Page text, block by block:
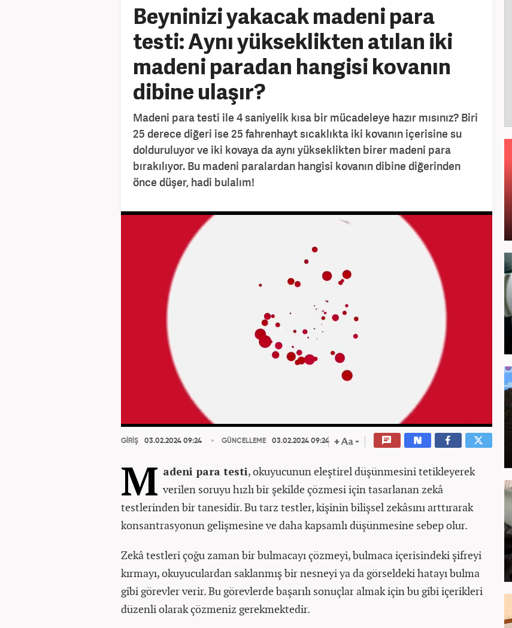
Beyninizi yakacak madeni para
testi: Aynı yükseklikten atılan iki
madeni paradan hangisi kovanın
dibine ulaşır?
Madeni para testi ile 4 saniyelik kısa bir mücadeleye hazır mısınız? Biri
25 derece diğeri ise 25 fahrenhayt sıcaklıkta iki kovanın içerisine su
dolduruluyor ve iki kovaya da aynı yükseklikten birer madeni para
bırakılıyor. Bu madeni paralardan hangisi kovanın dibine diğerinden
önce düşer, hadi bulalım!
GİRİŞ 03.02.2024 09:24 GÜNCELLEME 03.02.2024 09:24
M adeni para testi, okuyucunun eleştirel düşünmesini tetikleyerek
verilen soruyu hızlı bir şekilde çözmesi için tasarlanan zekâ
testlerinden bir tanesidir. Bu tarz testler, kişinin bilişsel zekâsını arttırarak
konsantrasyonun gelişmesine ve daha kapsamlı düşünmesine sebep olur.
Zekâ testleri çoğu zaman bir bulmacayı çözmeyi, bulmaca içerisindeki şifreyi
kırmayı, okuyuculardan saklanmış bir nesneyi ya da görseldeki hatayı bulma
gibi görevler verir. Bu görevlerde başarılı sonuçlar almak için bu gibi içerikleri
düzenli olarak çözmeniz gerekmektedir.